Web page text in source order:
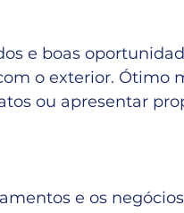
e boas
o exterior. Ótimo
ou apresentar
e os